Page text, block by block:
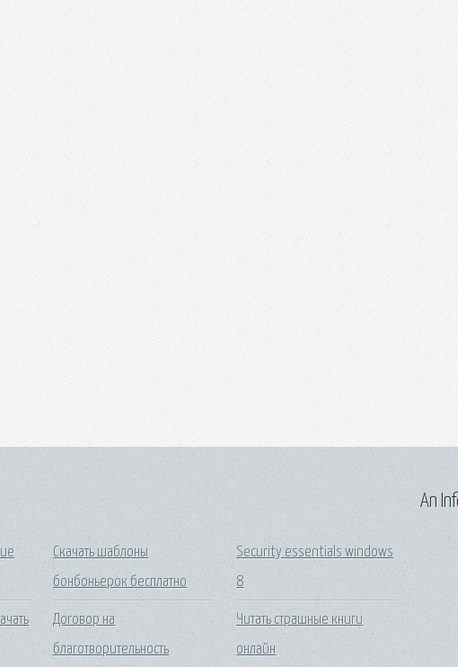
Скачать шаблоны
бонбоньерок бесплатно
Договор на
благотворительность
Security essentials windows
8
Читать страшные книги
онлайн
An